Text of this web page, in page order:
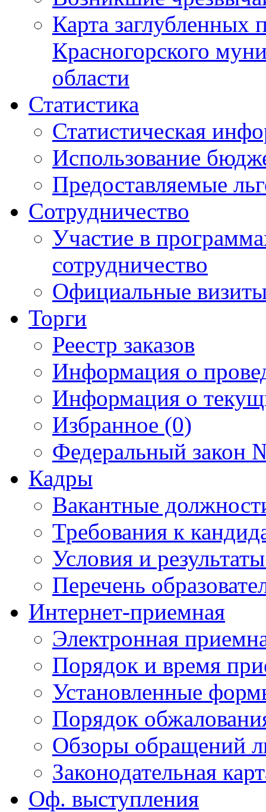
Карта
Красногорского
области
Статистика
Статистическая
Использование
Предоставляемые
Сотрудничество
Участие в
сотрудничество
Официальные
Торги
Реестр заказов
Информация о
Информация о
Избранное (0)
Федеральный закон
Кадры
Вакантные
Требования к
Условия и
Перечень
Интернет-приемная
Электронная
Порядок и время
Установленные
Порядок
Обзоры обращений
Законодательная
Оф. выступления